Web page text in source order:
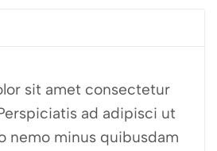
sit amet consectetur
ad adipisci ut
nemo minus quibusdam